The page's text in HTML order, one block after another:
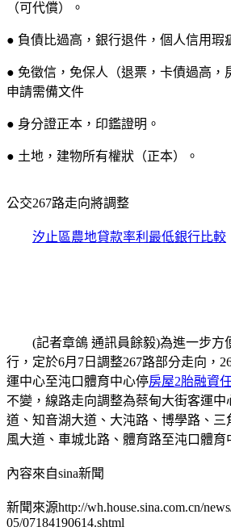
（可代償）。
● 負債比過高，銀行退件，個人信用瑕
● 免徵信，免保人（退票，卡債過高，
申請需備文件
● 身分證正本，印鑑證明。
● 土地，建物所有權狀（正本）。
公交267路走向將調整
汐止區農地貸款率利最低銀行比較
(記者章鴿 通訊員餘毅)為進一步方
行，定於6月7日調整267路部分走向，
運中心至沌口體育中心停房屋2胎融資
不變，線路走向調整為蔡甸大街客運
道、知音湖大道、大沌路、博學路、三
風大道、車城北路、體育路至沌口體育
內容來自sina新聞
新聞來源http://wh.house.sina.com.cn/
05/07184190614.shtml